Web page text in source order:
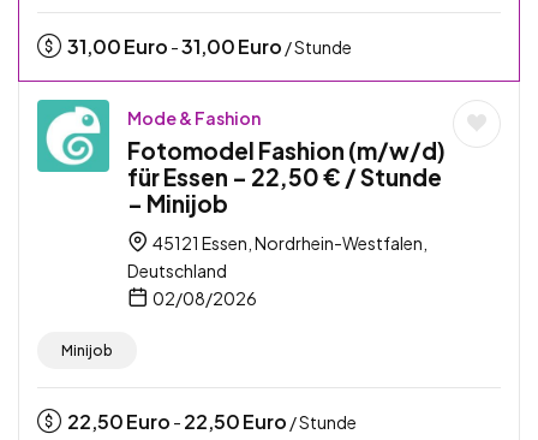
31,00Euro -31,00Euro / Stunde
Mode & Fashion
Fotomodel Fashion (m/w/d)
für Essen – 22,50 € / Stunde
– Minijob
45121 Essen, Nordrhein-Westfalen,
Deutschland
02/08/2026
Minijob
22,50Euro - 22,50Euro / Stunde